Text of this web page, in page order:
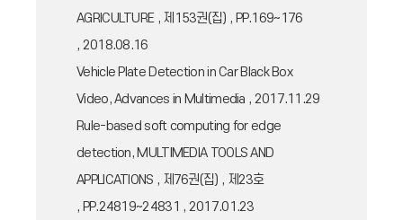
AGRICULTURE , 제153권(집) , PP.169~176
, 2018.08.16
Vehicle Plate Detection in Car Black Box
Video, Advances in Multimedia , 2017.11.29
Rule-based soft computing for edge
detection, MULTIMEDIA TOOLS AND
APPLICATIONS , 제76권(집) , 제23호
, PP.24819~24831 , 2017.01.23